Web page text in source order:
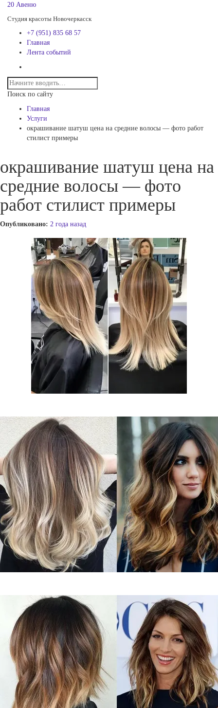
20 Авеню
Студия красоты Новочеркасск
+7 (951) 835 68 57
Главная
Лента событий
Поиск по сайту
Главная
Услуги
окрашивание шатуш цена на средние волосы — фото работ
стилист примеры
окрашивание шатуш цена на
средние волосы — фото
работ стилист примеры
Опубликовано: 2 года назад